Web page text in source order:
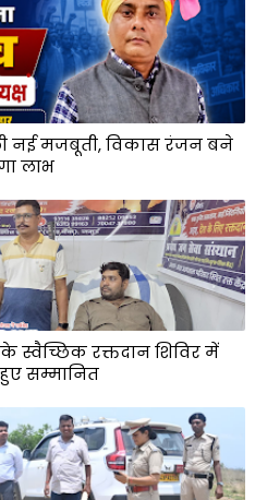
मजबूती, विकास रंजन बने
लाभ
स्वैच्छिक रक्तदान शिविर में
सम्मानित